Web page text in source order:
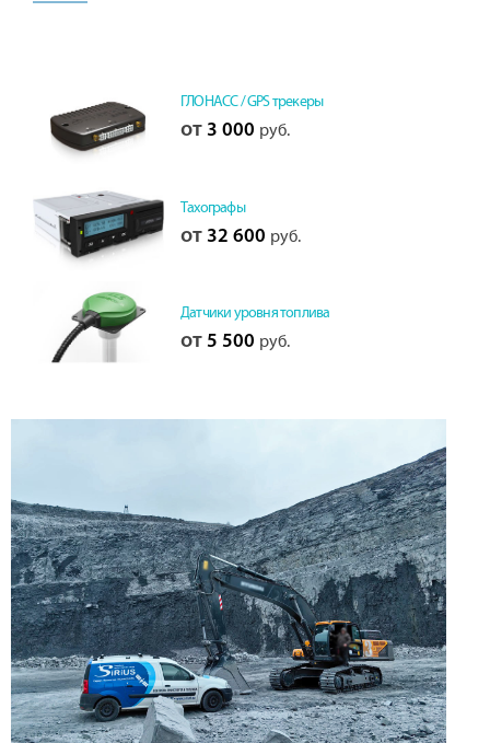
ГЛОНАСС / GPS трекеры
от 3 000 руб.
Тахографы
от 32 600 руб.
Датчики уровня топлива
от 5 500 руб.